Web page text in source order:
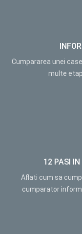
Cumpararea unei
multe
12 PASI
Aflati cum sa
cumparator